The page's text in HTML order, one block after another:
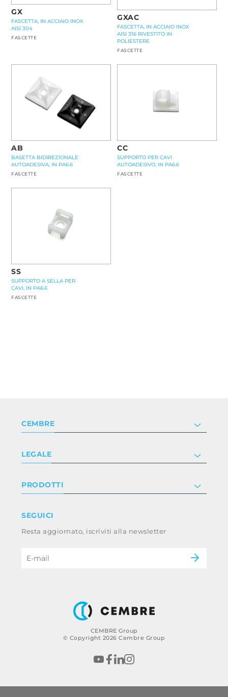
GX
FASCETTA, IN ACCIAIO INOX
AISI 304
FASCETTE
GXAC
FASCETTA, IN ACCIAIO INOX
AISI 316 RIVESTITO IN
POLIESTERE
FASCETTE
AB
BASETTA BIDIREZIONALE
AUTOADESIVA, IN PA6.6
FASCETTE
CC
SUPPORTO PER CAVI
AUTOADESIVO, IN PA6.6
FASCETTE
SS
SUPPORTO A SELLA PER
CAVI, IN PA6.6
FASCETTE
CEMBRE Group
© Copyright 2026 Cembre Group
CEMBRE
Certificazioni
Lavora con noi
LEGALE
Termini e condizioni
Whistleblowing
Codice etico e policy anticorruzione del
PRODOTTI
Power & utilities
B2B Disclaimer
SEGUICI
Resta aggiornato, iscriviti alla newsletter